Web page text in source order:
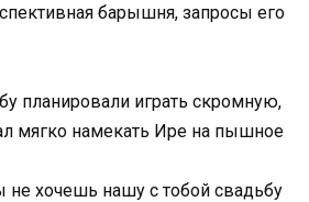
барышня, запросы его
планировали играть скромную,
мягко намекать Ире на пышное
хочешь нашу с тобой свадьбу